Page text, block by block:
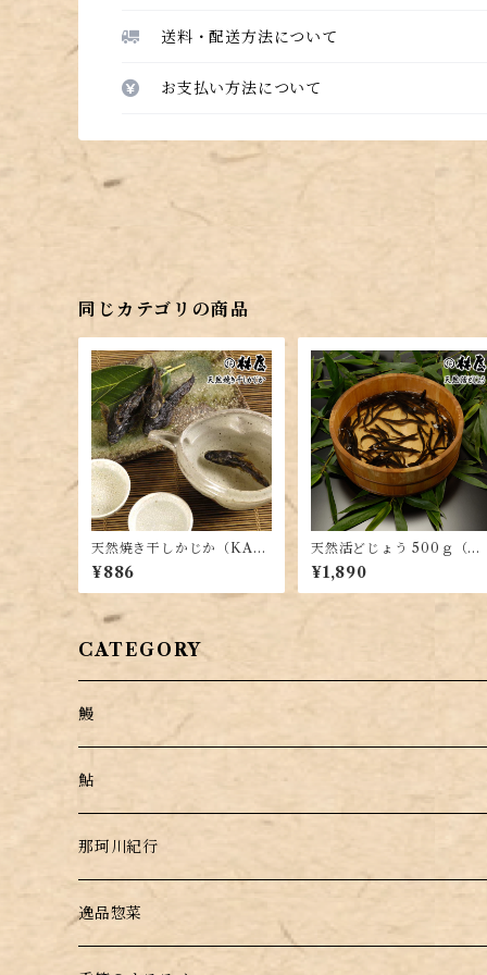
送料・配送方法について
お支払い方法について
同じカテゴリの商品
天然焼き干しかじか（KA-1
0）
¥886
天然活どじょう 500ｇ（N
D-15）
¥1,890
CATEGORY
鰻
鮎
那珂川紀行
逸品惣菜